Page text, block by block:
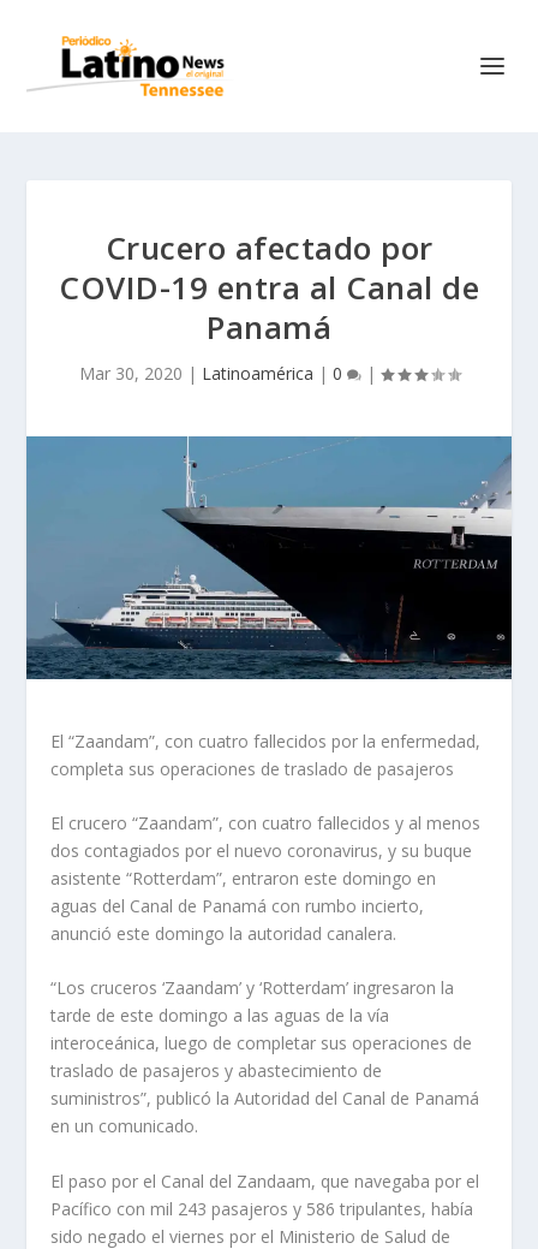
Crucero afectado por
COVID-19 entra al Canal de
Panamá
Mar 30, 2020 | Latinoamérica | 0 |
El “Zaandam”, con cuatro fallecidos por la enfermedad,
completa sus operaciones de traslado de pasajeros
El crucero “Zaandam”, con cuatro fallecidos y al menos
dos contagiados por el nuevo coronavirus, y su buque
asistente “Rotterdam”, entraron este domingo en
aguas del Canal de Panamá con rumbo incierto,
anunció este domingo la autoridad canalera.
“Los cruceros ‘Zaandam’ y ‘Rotterdam’ ingresaron la
tarde de este domingo a las aguas de la vía
interoceánica, luego de completar sus operaciones de
traslado de pasajeros y abastecimiento de
suministros”, publicó la Autoridad del Canal de Panamá
en un comunicado.
El paso por el Canal del Zandaam, que navegaba por el
Pacífico con mil 243 pasajeros y 586 tripulantes, había
sido negado el viernes por el Ministerio de Salud de